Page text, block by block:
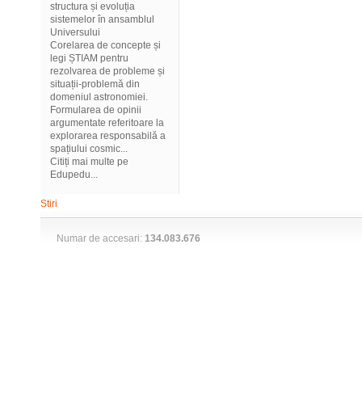
structura și evoluția
sistemelor în ansamblul
Universului
Corelarea de concepte și
legi ȘTIAM pentru
rezolvarea de probleme și
situații-problemă din
domeniul astronomiei.
Formularea de opinii
argumentate referitoare la
explorarea responsabilă a
spațiului cosmic...
Citiți mai multe pe
Edupedu...
Stiri
Numar de accesari: 134.083.676